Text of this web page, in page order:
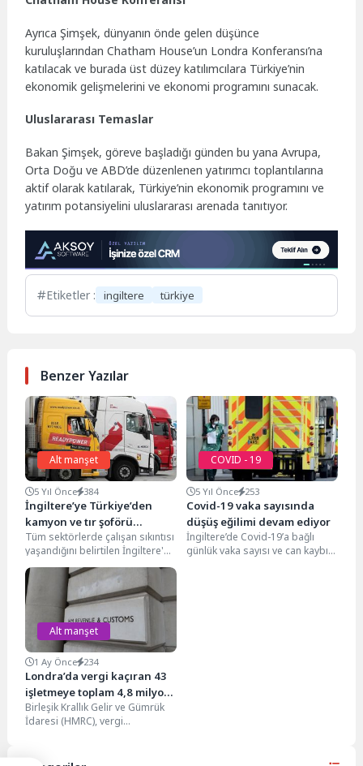
Ayrıca Şimşek, dünyanın önde gelen düşünce
kuruluşlarından Chatham House’un Londra Konferansı’na
katılacak ve burada üst düzey katılımcılara Türkiye’nin
ekonomik gelişmelerini ve ekonomi programını sunacak.
Uluslararası Temaslar
Bakan Şimşek, göreve başladığı günden bu yana Avrupa,
Orta Doğu ve ABD’de düzenlenen yatırımcı toplantılarına
aktif olarak katılarak, Türkiye’nin ekonomik programını ve
yatırım potansiyelini uluslararası arenada tanıtıyor.
Etiketler : ingiltere türkiye
Benzer Yazılar
Alt manşet
5 Yıl Önce 384
İngiltere’ye Türkiye’den
kamyon ve tır şoförü
başvurusu nasıl yapılır?
Tüm sektörlerde çalışan sıkıntısı
yaşandığını belirtilen İngiltere'de
en fazla etkilenen sektörlerin
nakliye ile lojistik, özellikle...
COVID - 19
5 Yıl Önce 253
Covid-19 vaka sayısında
düşüş eğilimi devam ediyor
İngiltere’de Covid-19’a bağlı
günlük vaka sayısı ve can kaybı
Alt manşet
1 Ay Önce 234
Londra’da vergi kaçıran 43
işletmeye toplam 4,8 milyon
sterlin vergi cezası kesildi
Birleşik Krallık Gelir ve Gümrük
İdaresi (HMRC), vergi
ve...